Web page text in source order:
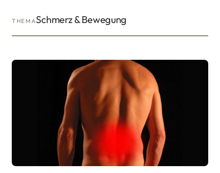
THEMASchmerz & Bewegung